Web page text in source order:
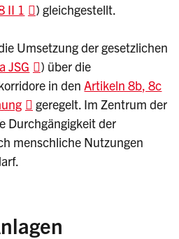
II 1 ) gleichgestellt.
Umsetzung der gesetzlichen
JSG
) über die
in denArtikeln 8b, 8c
geregelt. Im Zentrum der
Durchgängigkeit der
menschliche Nutzungen